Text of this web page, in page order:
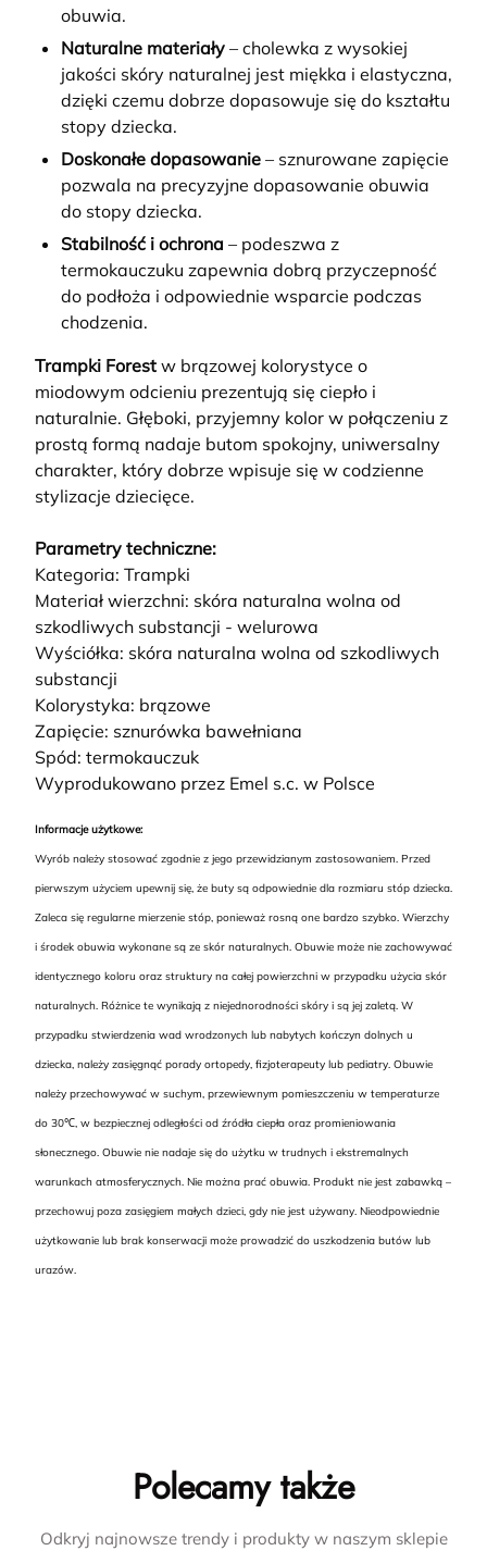
obuwia.
Naturalne materiały – cholewka z wysokiej
jakości skóry naturalnej jest miękka i elastyczna,
dzięki czemu dobrze dopasowuje się do kształtu
stopy dziecka.
Doskonałe dopasowanie – sznurowane zapięcie
pozwala na precyzyjne dopasowanie obuwia
do stopy dziecka.
Stabilność i ochrona – podeszwa z
termokauczuku zapewnia dobrą przyczepność
do podłoża i odpowiednie wsparcie podczas
chodzenia.
Trampki Forest w brązowej kolorystyce o
miodowym odcieniu prezentują się ciepło i
naturalnie. Głęboki, przyjemny kolor w połączeniu z
prostą formą nadaje butom spokojny, uniwersalny
charakter, który dobrze wpisuje się w codzienne
stylizacje dziecięce.
Parametry techniczne:
Kategoria: Trampki
Materiał wierzchni: skóra naturalna wolna od
szkodliwych substancji - welurowa
Wyściółka: skóra naturalna wolna od szkodliwych
substancji
Kolorystyka: brązowe
Zapięcie: sznurówka bawełniana
Spód: termokauczuk
Wyprodukowano przez Emel s.c. w Polsce
Informacje użytkowe:
Wyrób należy stosować zgodnie z jego przewidzianym zastosowaniem. Przed
pierwszym użyciem upewnij się, że buty są odpowiednie dla rozmiaru stóp dziecka.
Zaleca się regularne mierzenie stóp, ponieważ rosną one bardzo szybko. Wierzchy
i środek obuwia wykonane są ze skór naturalnych. Obuwie może nie zachowywać
identycznego koloru oraz struktury na całej powierzchni w przypadku użycia skór
naturalnych. Różnice te wynikają z niejednorodności skóry i są jej zaletą. W
przypadku stwierdzenia wad wrodzonych lub nabytych kończyn dolnych u
dziecka, należy zasięgnąć porady ortopedy, fizjoterapeuty lub pediatry. Obuwie
należy przechowywać w suchym, przewiewnym pomieszczeniu w temperaturze
do 30℃, w bezpiecznej odległości od źródła ciepła oraz promieniowania
słonecznego. Obuwie nie nadaje się do użytku w trudnych i ekstremalnych
warunkach atmosferycznych. Nie można prać obuwia. Produkt nie jest zabawką –
przechowuj poza zasięgiem małych dzieci, gdy nie jest używany. Nieodpowiednie
użytkowanie lub brak konserwacji może prowadzić do uszkodzenia butów lub
urazów.
Polecamy także
Odkryj najnowsze trendy i produkty w naszym sklepie